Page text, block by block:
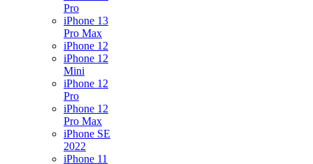
Pro
iPhone 13
Pro Max
iPhone 12
iPhone 12
Mini
iPhone 12
Pro
iPhone 12
Pro Max
iPhone SE
2022
iPhone 11